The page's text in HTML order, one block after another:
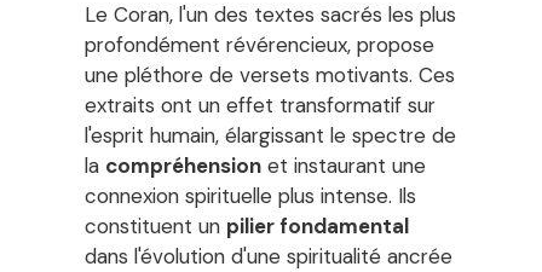
Le Coran, l'un des textes sacrés les plus
profondément révérencieux, propose
une pléthore de versets motivants. Ces
extraits ont un effet transformatif sur
l'esprit humain, élargissant le spectre de
la compréhension et instaurant une
connexion spirituelle plus intense. Ils
constituent un pilier fondamental
dans l'évolution d'une spiritualité ancrée